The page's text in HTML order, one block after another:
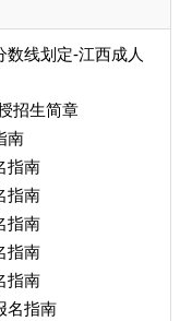
数线划定-江西成人
招生简章
南
指南
指南
指南
指南
指南
名指南